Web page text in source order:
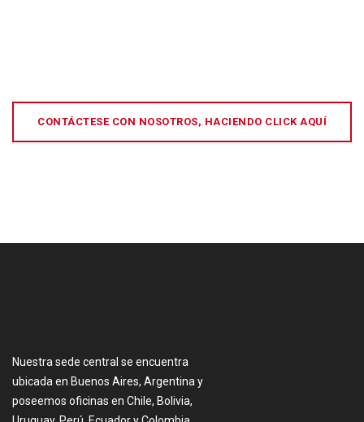
CONTÁCTESE CON NOSOTROS, HACIENDO CLICK AQUÍ
Nuestra sede central se encuentra
ubicada en Buenos Aires, Argentina y
poseemos oficinas en Chile, Bolivia,